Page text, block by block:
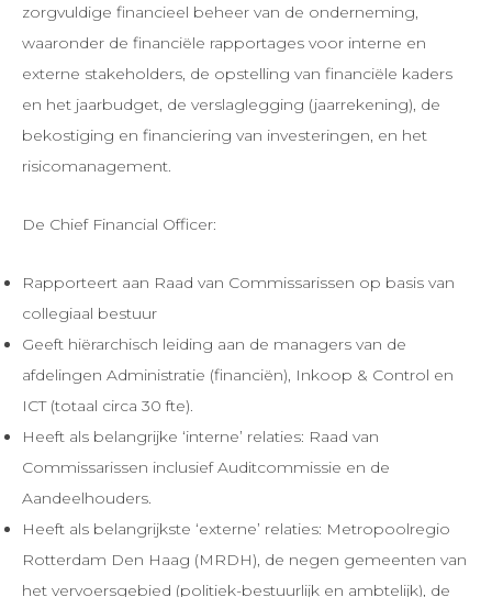
zorgvuldige financieel beheer van de onderneming,
waaronder de financiële rapportages voor interne en
externe stakeholders, de opstelling van financiële kaders
en het jaarbudget, de verslaglegging (jaarrekening), de
bekostiging en financiering van investeringen, en het
risicomanagement.
De Chief Financial Officer:
Rapporteert aan Raad van Commissarissen op basis van
collegiaal bestuur
Geeft hiërarchisch leiding aan de managers van de
afdelingen Administratie (financiën), Inkoop & Control en
ICT (totaal circa 30 fte).
Heeft als belangrijke ‘interne’ relaties: Raad van
Commissarissen inclusief Auditcommissie en de
Aandeelhouders.
Heeft als belangrijkste ‘externe’ relaties: Metropoolregio
Rotterdam Den Haag (MRDH), de negen gemeenten van
het vervoersgebied (politiek-bestuurlijk en ambtelijk), de